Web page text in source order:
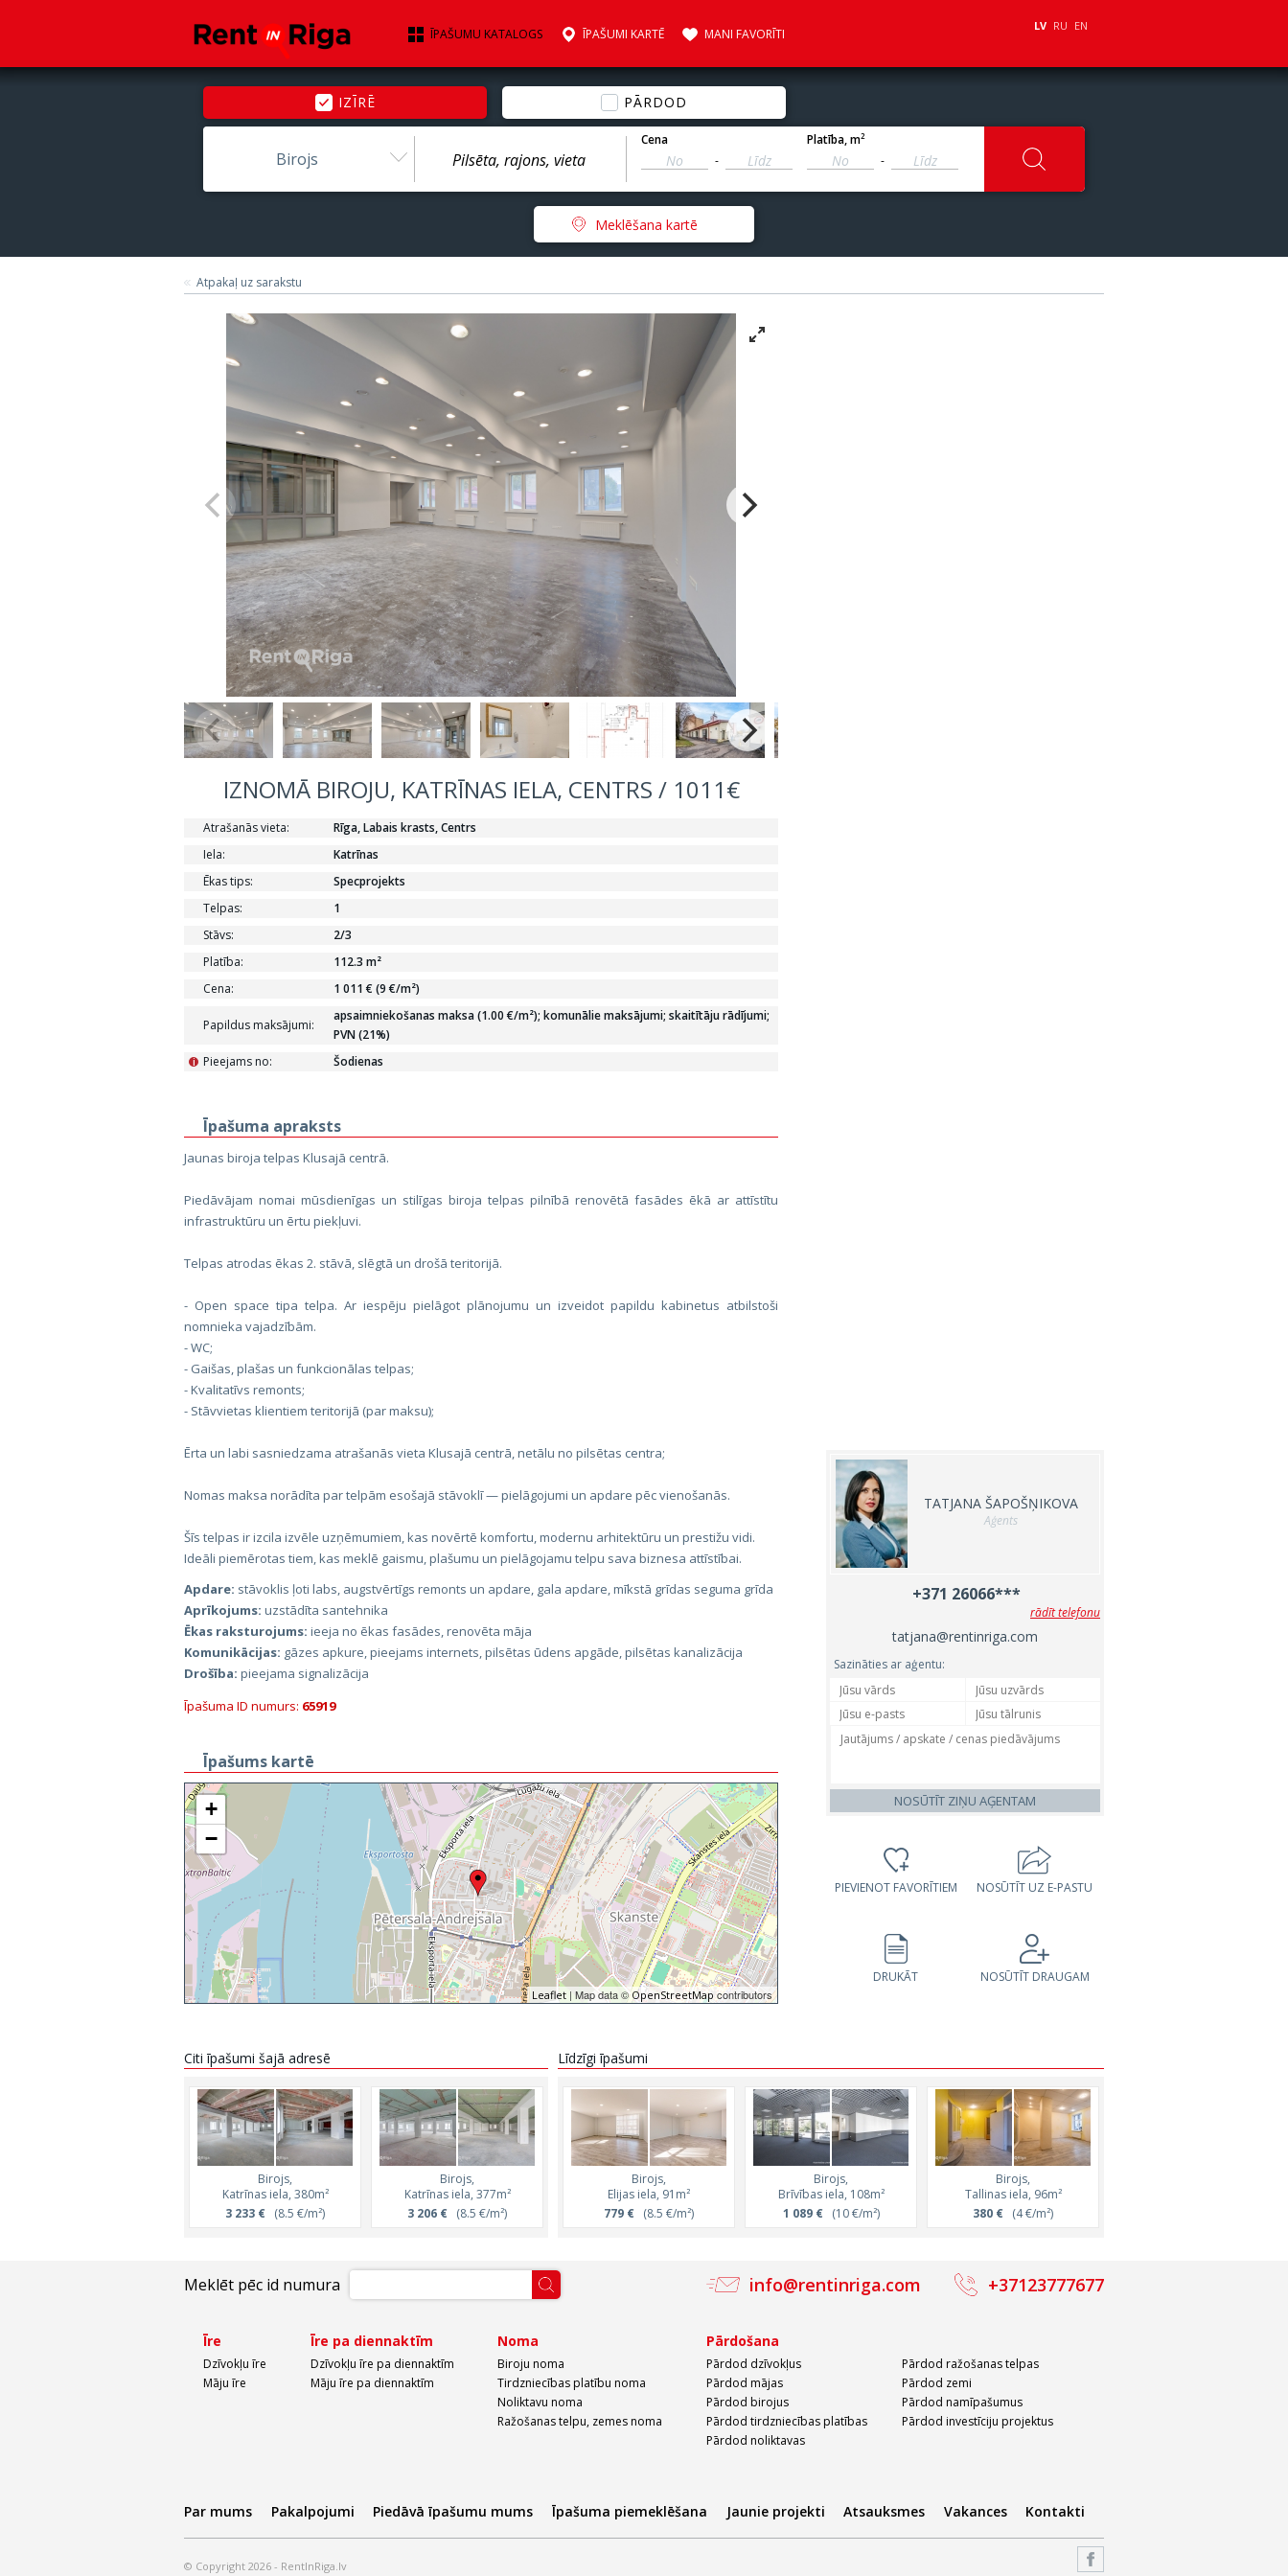
ĪPAŠUMU KATALOGS ĪPAŠUMI KARTĒ MANI FAVORĪTI
LV RU EN
IZĪRĒ PĀRDOD
Birojs
Cena
-
Platība, m2
-
Meklēšana kartē
Atpakaļ uz sarakstu
IZNOMĀ BIROJU, KATRĪNAS IELA, CENTRS / 1011€
Atrašanās vieta:
Rīga, Labais krasts, Centrs
Iela:
Katrīnas
Ēkas tips:
Specprojekts
Telpas:
1
Stāvs:
2/3
Platība:
112.3 m²
Cena:
1 011 € (9 €/m²)
Papildus maksājumi:
apsaimniekošanas maksa (1.00 €/m²); komunālie maksājumi; skaitītāju rādījumi;
PVN (21%)
Pieejams no:
i Šodienas
Īpašuma apraksts
Jaunas biroja telpas Klusajā centrā.
Piedāvājam nomai mūsdienīgas un stilīgas biroja telpas pilnībā renovētā fasādes ēkā ar attīstītu
infrastruktūru un ērtu piekļuvi.
Telpas atrodas ēkas 2. stāvā, slēgtā un drošā teritorijā.
- Open space tipa telpa. Ar iespēju pielāgot plānojumu un izveidot papildu kabinetus atbilstoši
nomnieka vajadzībām.
- WC;
- Gaišas, plašas un funkcionālas telpas;
- Kvalitatīvs remonts;
- Stāvvietas klientiem teritorijā (par maksu);
Ērta un labi sasniedzama atrašanās vieta Klusajā centrā, netālu no pilsētas centra;
Nomas maksa norādīta par telpām esošajā stāvoklī — pielāgojumi un apdare pēc vienošanās.
Šīs telpas ir izcila izvēle uzņēmumiem, kas novērtē komfortu, modernu arhitektūru un prestižu vidi.
Ideāli piemērotas tiem, kas meklē gaismu, plašumu un pielāgojamu telpu sava biznesa attīstībai.
Apdare: stāvoklis ļoti labs, augstvērtīgs remonts un apdare, gala apdare, mīkstā grīdas seguma grīda
Aprīkojums: uzstādīta santehnika
Ēkas raksturojums: ieeja no ēkas fasādes, renovēta māja
Komunikācijas: gāzes apkure, pieejams internets, pilsētas ūdens apgāde, pilsētas kanalizācija
Drošība: pieejama signalizācija
Īpašuma ID numurs: 65919
Īpašums kartē
+
−
Leaflet | Map data ©OpenStreetMap contributors
TATJANA ŠAPOŠŅIKOVA
Aģents
+371 26066***
rādīt telefonu
tatjana@rentinriga.com
Sazināties ar aģentu:
NOSŪTĪT ZIŅU AĢENTAM
PIEVIENOT FAVORĪTIEM NOSŪTĪT UZ E-PASTU
DRUKĀT NOSŪTĪT DRAUGAM
Citi īpašumi šajā adresē
Birojs,
Katrīnas iela, 380m²
3 233 € (8.5 €/m²)
Birojs,
Katrīnas iela, 377m²
3 206 € (8.5 €/m²)
Birojs,
Katrīnas iela, 757m²
6 439 €(8.5 €/m²)
Birojs,
Katrīnas iela, 296m²
2 521 €(8.5 €/m²)
Birojs,
Katrīnas iela, 372m²
3 165 € (8.5 €/m²)
Līdzīgi īpašumi
Birojs,
Elijas iela, 91m²
779 € (8.5 €/m²)
Birojs,
Brīvības iela, 108m²
1 089 €(10 €/m²)
Birojs,
Tallinas iela, 96m²
380 € (4 €/m²)
Meklēt pēc id numura info@rentinriga.com +37123777677
Īre
Dzīvokļu īre
Māju īre
Īre pa diennaktīm
Dzīvokļu īre pa diennaktīm
Māju īre pa diennaktīm
Noma
Biroju noma
Tirdzniecības platību noma
Noliktavu noma
Ražošanas telpu, zemes noma
Pārdošana
Pārdod dzīvokļus
Pārdod mājas
Pārdod birojus
Pārdod tirdzniecības platības
Pārdod noliktavas
Pārdod ražošanas telpas
Pārdod zemi
Pārdod namīpašumus
Pārdod investīciju projektus
Par mums Pakalpojumi Piedāvā īpašumu mums Īpašuma piemeklēšana Jaunie projekti Atsauksmes Vakances Kontakti
© Copyright 2026 - RentInRiga.lv